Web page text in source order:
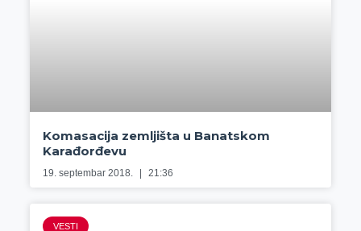
Komasacija zemljišta u Banatskom
Karađorđevu
19. septembar 2018. 21:36
VESTI